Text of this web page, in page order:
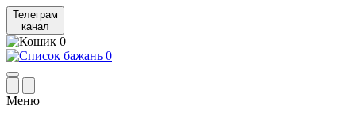
Телеграм
канал
0
0
Меню